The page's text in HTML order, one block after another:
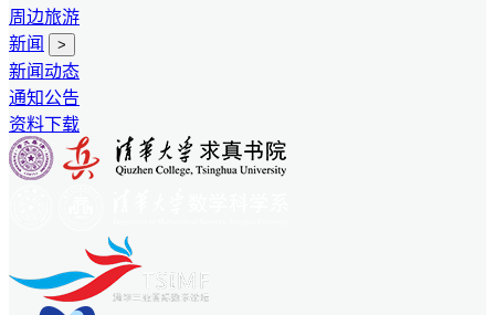
周边旅游
新闻
>
新闻动态
通知公告
资料下载